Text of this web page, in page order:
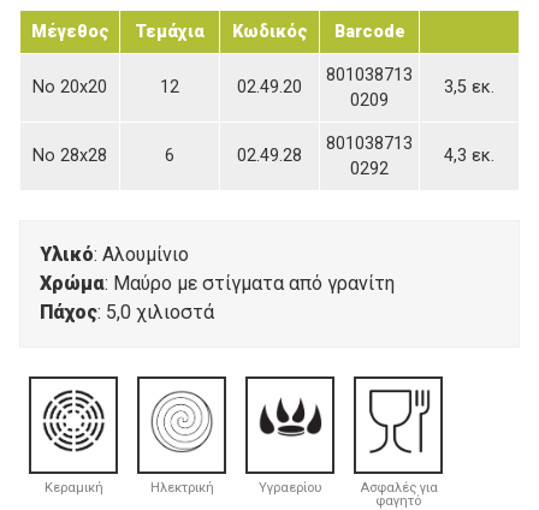
Μέγεθος Τεμάχια Κωδικός Barcode
Νο 20x20 12 02.49.20
801038713
0209
3,5 εκ.
Νο 28x28 6 02.49.28
801038713
0292
4,3 εκ.
Υλικό: Αλουμίνιο
Χρώμα: Μαύρο με στίγματα από γρανίτη
Πάχος: 5,0 χιλιοστά
Κεραμική Ηλεκτρική Υγραερίου
Ασφαλές για
φαγητό